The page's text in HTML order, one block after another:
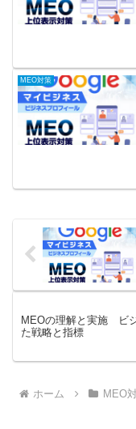
MEO対策
MEOの理解と実施 ビ
た戦略と指標
ホーム MEO